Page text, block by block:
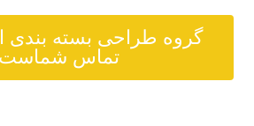
گروه طراحی بسته بندی
تماس